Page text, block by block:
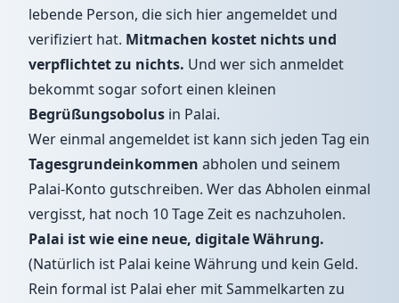
lebende Person, die sich hierangemeldet und
verifiziert hat. Mitmachen kostet nichts und
verpflichtet zu nichts. Und wer sich anmeldet
bekommt sogar sofort einen kleinen
Begrüßungsobolus in Palai.
Wer einmal angemeldet ist kann sich jeden Tag ein
Tagesgrundeinkommen abholen und seinem
Palai-Konto gutschreiben. Wer das Abholen einmal
vergisst, hat noch 10 Tage Zeit es nachzuholen.
Palai ist wie eine neue, digitale Währung.
(Natürlich ist Palai keine Währung und kein Geld.
Rein formal ist Palai eher mit Sammelkarten zu